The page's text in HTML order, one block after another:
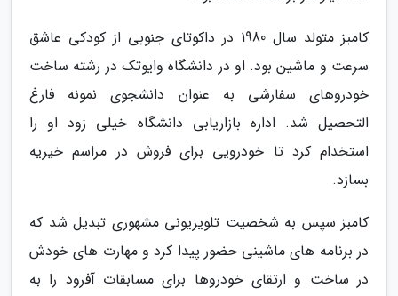
کامبز متولد سال 1980 در داکوتای جنوبی از کودکی عاشق
سرعت و ماشین بود. او در دانشگاه وایوتک در رشته ساخت
خودروهای سفارشی به عنوان دانشجوی نمونه فارغ
التحصیل شد. اداره بازاریابی دانشگاه خیلی زود او را
استخدام کرد تا خودرویی برای فروش در مراسم خیریه
بسازد.
کامبز سپس به شخصیت تلویزیونی مشهوری تبدیل شد که
در برنامه های ماشینی حضور پیدا کرد و مهارت های خودش
در ساخت و ارتقای خودروها برای مسابقات آفرود را به